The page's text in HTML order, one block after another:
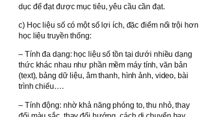
dục để đạt được mục tiêu, yêu cầu cần đạt.
c) Học liệu số có một số lợi ích, đặc điểm nổi trội hơn
học liệu truyền thống:
– Tính đa dạng: học liệu số tồn tại dưới nhiều dạng
thức khác nhau như phần mềm máy tính, văn bản
(text), bảng dữ liệu, âm thanh, hình ảnh, video, bài
trình chiếu….
– Tính động: nhờ khả năng phóng to, thu nhỏ, thay